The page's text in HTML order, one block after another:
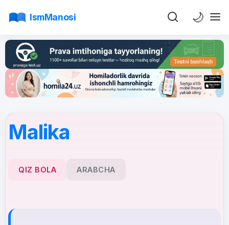
IsmManosi 🌙
Malika
QIZ BOLA ARABCHA